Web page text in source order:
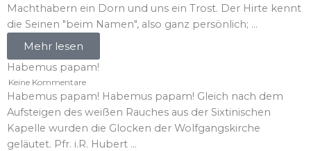
Machthabern ein Dorn und uns ein Trost. Der Hirte kennt
die Seinen "beim Namen", also ganz persönlich; ...
Mehr lesen
Habemus papam!
Keine Kommentare
Habemus papam! Habemus papam! Gleich nach dem
Aufsteigen des weißen Rauches aus der Sixtinischen
Kapelle wurden die Glocken der Wolfgangskirche
geläutet. Pfr. i.R. Hubert ...